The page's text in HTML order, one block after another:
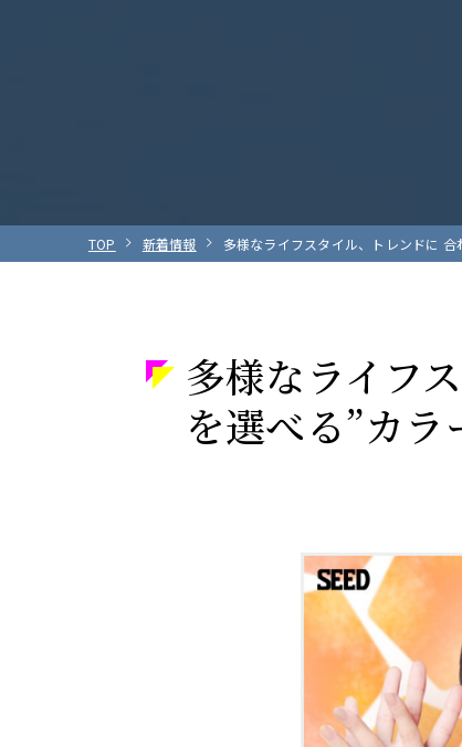
TOP 新着情報 多様なライフスタイル、トレンドに 合
多様なライフ
を選べる”カラ